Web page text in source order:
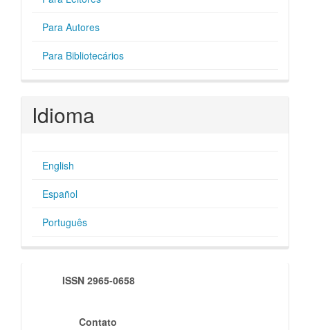
Para Autores
Para Bibliotecários
Idioma
English
Español
Português
indexadores
ISSN 2965-0658
Contato